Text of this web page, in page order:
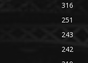
316
251
243
242